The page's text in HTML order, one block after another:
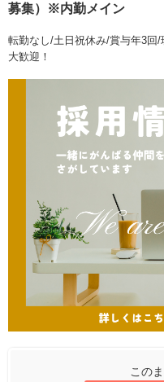
募集）※内勤メイン
転勤なし/土日祝休み/賞与年3回
大歓迎！
この